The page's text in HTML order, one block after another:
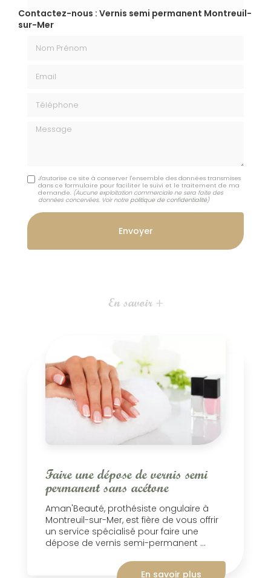
Contactez-nous : Vernis semi permanent Montreuil-
sur-Mer
Message
J'autorise ce site à conserver l'ensemble des données transmises
dans ce formulaire pour faciliter le suivi et le traitement de ma
demande. (Aucune exploitation commerciale ne sera faite des
données concervées. Voir notre politique de confidentialité)
En savoir +
Faire une dépose de vernis semi
permanent sans acétone
Aman'Beauté, prothésiste ongulaire à
Montreuil-sur-Mer, est fière de vous offrir
un service spécialisé pour faire une
dépose de vernis semi-permanent ...
En savoir plus